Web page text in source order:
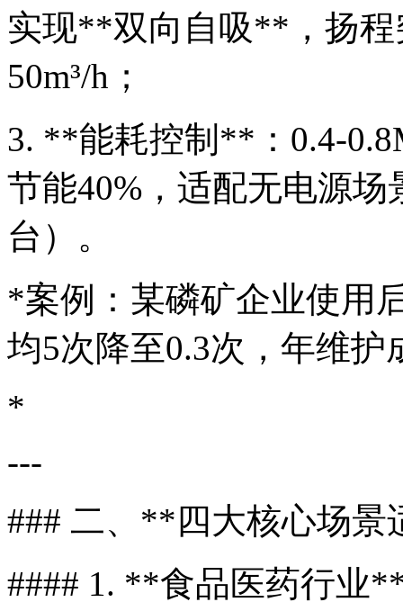
实现**双向自吸**，扬程
50m³/h；
3. **能耗控制**：0.4-
节能40%，适配无电源
台）。
*案例：某磷矿企业使用
均5次降至0.3次，年维护
*
---
### 二、**四大核心场
#### 1. **食品医药行业